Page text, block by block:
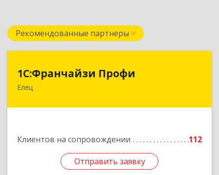
Рекомендованные партнеры
1С:Франчайзи Профи
Елец
Клиентов на сопровождении 112
Отправить заявку
1С:Франчайзи Профи
Отправить заявку